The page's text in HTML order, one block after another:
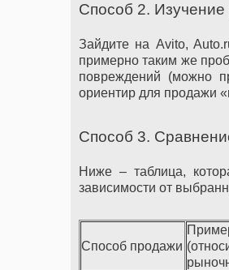
Способ 2. Изучение
Зайдите на Avito,
примерно таким же
повреждений (можно
ориентир для продажи
Способ 3.
Ниже – таблица,
зависимости от
Способ продажи